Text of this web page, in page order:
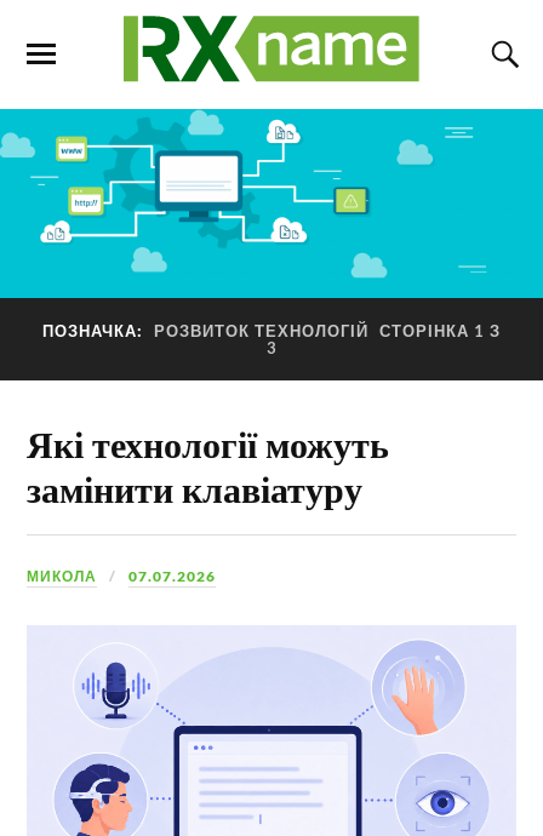
ПОЗНАЧКА: РОЗВИТОК ТЕХНОЛОГІЙ
СТОРІНКА 1 З
3
Які технології можуть
замінити клавіатуру
МИКОЛА 07.07.2026